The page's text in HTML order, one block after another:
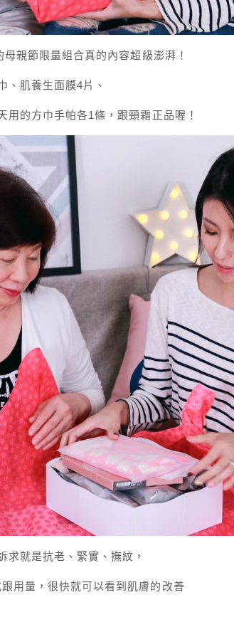
親節限量組合真的內容超級澎湃！
、肌養生面膜4片、
的方巾手帕各1條，跟頸霜正品喔！
求就是抗老、緊實、撫紋，
用量，很快就可以看到肌膚的改善